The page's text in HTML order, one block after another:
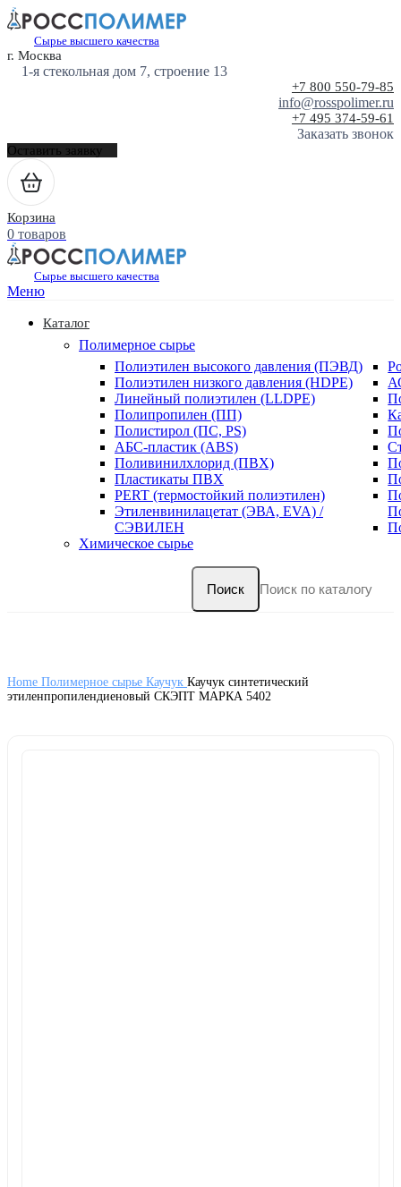
Сырье высшего качества
г. Москва
1-я стекольная дом 7, строение 13
+7 800 550-79-85
info@rosspolimer.ru
+7 495 374-59-61
Заказать звонок
Оставить заявку
Корзина
0 товаров
Сырье высшего качества
Меню
Каталог
Полимерное сырье
Полиэтилен высокого давления (ПЭВД)
Полиэтилен низкого давления (HDPE)
Линейный полиэтилен (LLDPE)
Полипропилен (ПП)
Полистирол (ПС, PS)
АБС-пластик (ABS)
Поливинилхлорид (ПВХ)
Пластикаты ПВХ
PERT (термостойкий полиэтилен)
Этиленвинилацетат (ЭВА, EVA) /
СЭВИЛЕН
Химическое сырье
Поиск
Home Полимерное сырье Каучук Каучук синтетический
этиленпропилендиеновый СКЭПТ МАРКА 5402